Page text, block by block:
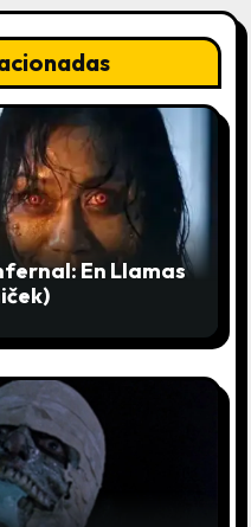
En Llamas